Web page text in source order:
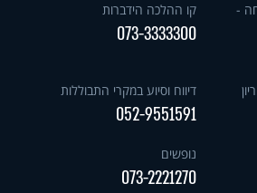
-
קו ההלכה הידברות
073-3333300
דיווח וסיוע במקרי התבוללות
052-9551591
נופשים
073-2221270